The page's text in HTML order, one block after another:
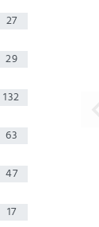
27
29
132
63
47
17